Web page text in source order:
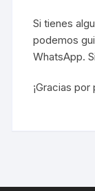
Si tienes
podemos
WhatsApp.
¡Gracias